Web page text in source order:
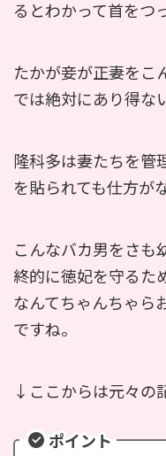
るとわかって首をつ
たかが妾が正妻をこ
では絶対にあり得な
隆科多は妻たちを管
を貼られても仕方が
こんなバカ男をさも
終的に徳妃を守るた
なんてちゃんちゃら
ですね。
↓ここからは元々の
ポイント